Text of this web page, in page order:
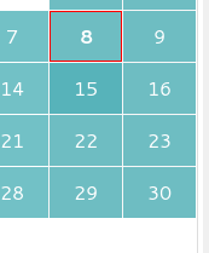
7 8
9
14 15
16
21 22
23
28 29
30